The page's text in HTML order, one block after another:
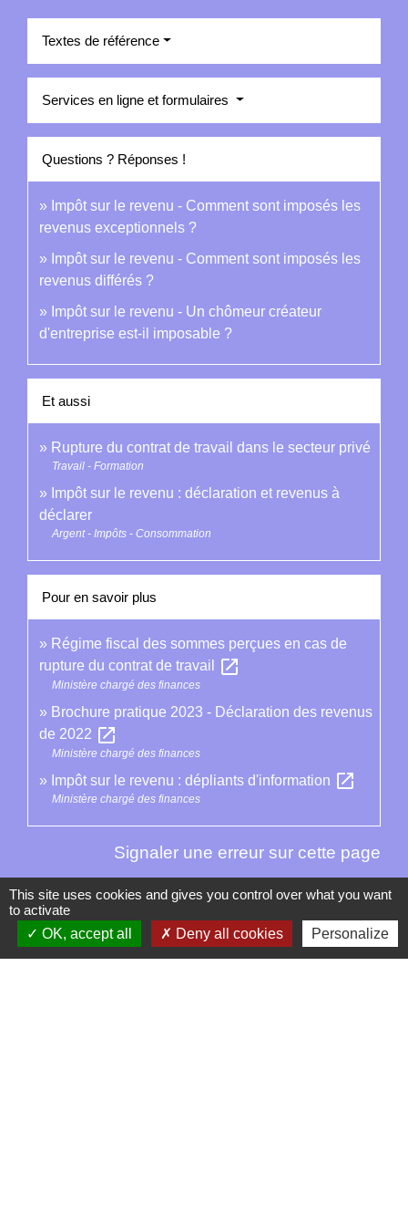
Textes de référence
Services en ligne et formulaires
Questions ? Réponses !
Impôt sur le revenu - Comment sont imposés les
revenus exceptionnels ?
Impôt sur le revenu - Comment sont imposés les
revenus différés ?
Impôt sur le revenu - Un chômeur créateur
d'entreprise est-il imposable ?
Et aussi
Rupture du contrat de travail dans le secteur privé
Travail - Formation
Impôt sur le revenu : déclaration et revenus à
déclarer
Argent - Impôts - Consommation
Pour en savoir plus
Régime fiscal des sommes perçues en cas de
rupture du contrat de travail
open_in_new
Ministère chargé des finances
Brochure pratique 2023 - Déclaration des revenus
de 2022 open_in_new
Ministère chargé des finances
Impôt sur le revenu : dépliants d'information open_in_new
Ministère chargé des finances
Signaler une erreur sur cette page
Contacts
This site uses cookies and gives you control over what you want
to activate
OK, accept all
Deny all cookies Personalize